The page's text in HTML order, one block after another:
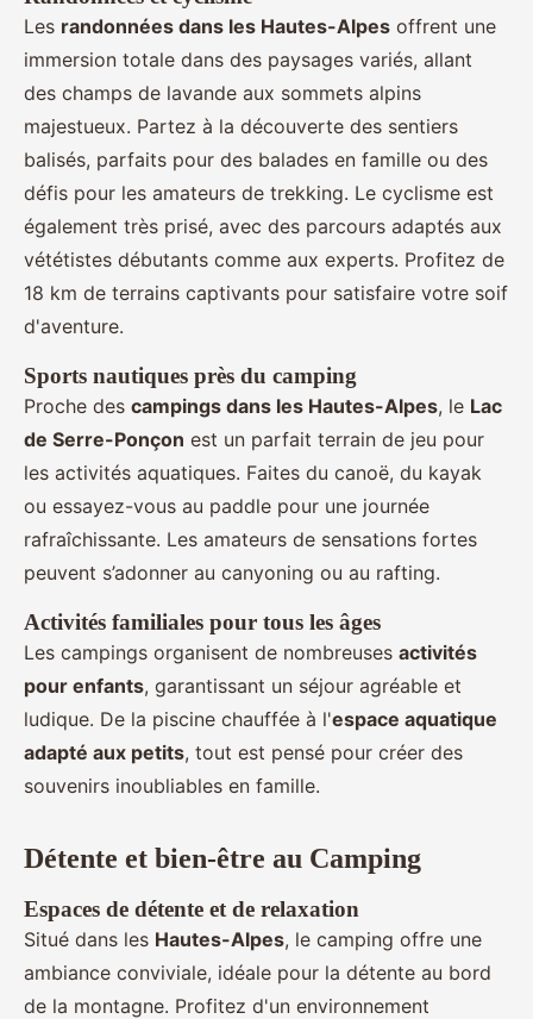
Les randonnées dans les Hautes-Alpes offrent une
immersion totale dans des paysages variés, allant
des champs de lavande aux sommets alpins
majestueux. Partez à la découverte des sentiers
balisés, parfaits pour des balades en famille ou des
défis pour les amateurs de trekking. Le cyclisme est
également très prisé, avec des parcours adaptés aux
vététistes débutants comme aux experts. Profitez de
18 km de terrains captivants pour satisfaire votre soif
d'aventure.
Sports nautiques près du camping
Proche des campings dans les Hautes-Alpes, le Lac
de Serre-Ponçon est un parfait terrain de jeu pour
les activités aquatiques. Faites du canoë, du kayak
ou essayez-vous au paddle pour une journée
rafraîchissante. Les amateurs de sensations fortes
peuvent s’adonner au canyoning ou au rafting.
Activités familiales pour tous les âges
Les campings organisent de nombreuses activités
pour enfants, garantissant un séjour agréable et
ludique. De la piscine chauffée à l'espace aquatique
adapté aux petits, tout est pensé pour créer des
souvenirs inoubliables en famille.
Détente et bien-être au Camping
Espaces de détente et de relaxation
Situé dans les Hautes-Alpes, le camping offre une
ambiance conviviale, idéale pour la détente au bord
de la montagne. Profitez d'un environnement